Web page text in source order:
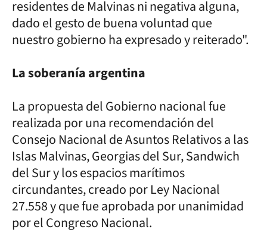
residentes de Malvinas ni negativa alguna,
dado el gesto de buena voluntad que
nuestro gobierno ha expresado y reiterado".
La soberanía argentina
La propuesta del Gobierno nacional fue
realizada por una recomendación del
Consejo Nacional de Asuntos Relativos a las
Islas Malvinas, Georgias del Sur, Sandwich
del Sur y los espacios marítimos
circundantes, creado por Ley Nacional
27.558 y que fue aprobada por unanimidad
por el Congreso Nacional.